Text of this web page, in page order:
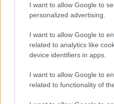
I want to allow Google to
personalized advertising.
I want to allow Google to
related to analytics like
device identifiers in apps.
I want to allow Google to
related to functionality of
LEGFRISSEBB
Országos hírek
MEGÉRKEZETT AZ ESŐ A